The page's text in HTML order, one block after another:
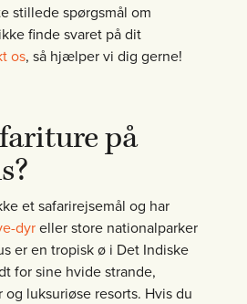
stillede spørgsmål om
finde svaret på dit
os, så hjælper vi dig gerne!
på
et safarirejsemål og har
dyreller store nationalparker
er en tropisk ø i Det Indiske
for sine hvide strande,
luksuriøse resorts. Hvis du